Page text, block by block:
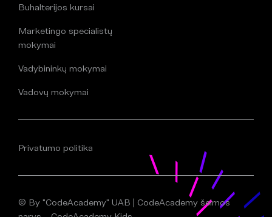
Buhalterijos kursai
Marketingo specialistų
mokymai
Vadybininkų mokymai
Vadovų mokymai
Privatumo politika
© By "CodeAcademy" UAB | CodeAcademy šeimos